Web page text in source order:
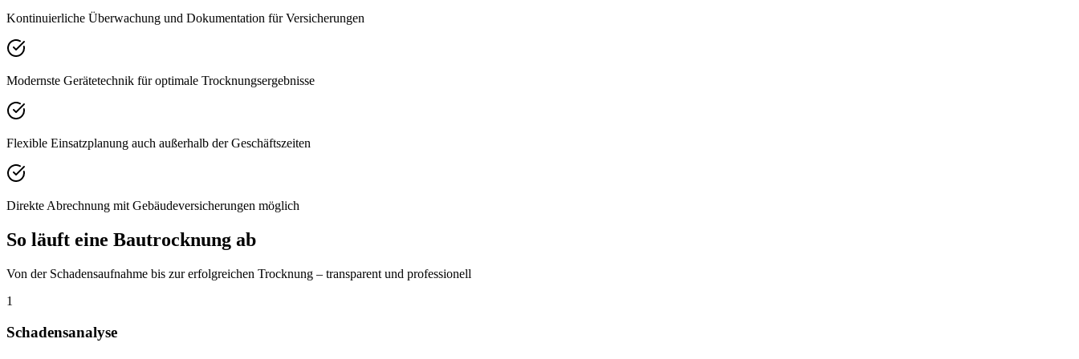
Kontinuierliche Überwachung und Dokumentation für Versicherungen
Modernste Gerätetechnik für optimale Trocknungsergebnisse
Flexible Einsatzplanung auch außerhalb der Geschäftszeiten
Direkte Abrechnung mit Gebäudeversicherungen möglich
So läuft eine Bautrocknung ab
Von der Schadensaufnahme bis zur erfolgreichen Trocknung – transparent und professionell
1
Schadensanalyse